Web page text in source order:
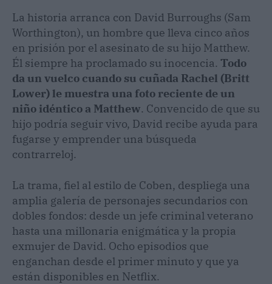
La historia arranca con David Burroughs (Sam
Worthington), un hombre que lleva cinco años
en prisión por el asesinato de su hijo Matthew.
Él siempre ha proclamado su inocencia. Todo
da un vuelco cuando su cuñada Rachel (Britt
Lower) le muestra una foto reciente de un
niño idéntico a Matthew. Convencido de que su
hijo podría seguir vivo, David recibe ayuda para
fugarse y emprender una búsqueda
contrarreloj.
La trama, fiel al estilo de Coben, despliega una
amplia galería de personajes secundarios con
dobles fondos: desde un jefe criminal veterano
hasta una millonaria enigmática y la propia
exmujer de David. Ocho episodios que
enganchan desde el primer minuto y que ya
están disponibles en Netflix.